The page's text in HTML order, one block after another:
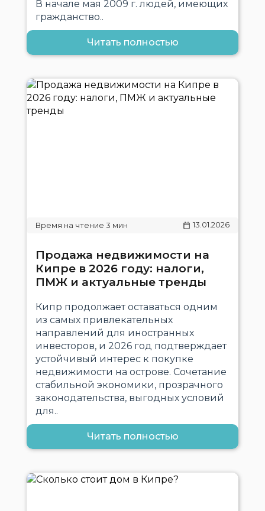
В начале мая 2009 г. людей, имеющих
гражданство..
Читать полностью
13.01.2026
Продажа недвижимости на
Кипре в 2026 году: налоги,
ПМЖ и актуальные тренды
Кипр продолжает оставаться одним
из самых привлекательных
направлений для иностранных
инвесторов, и 2026 год подтверждает
устойчивый интерес к покупке
недвижимости на острове. Сочетание
стабильной экономики, прозрачного
законодательства, выгодных условий
для..
Читать полностью